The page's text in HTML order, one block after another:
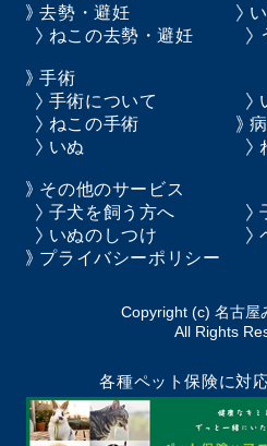
去勢・避妊
ねこの去勢・避妊
手術
手術について
ねこの手術
いぬ
その他のサービス
子犬を飼う方へ
いぬのしつけ
プライバシーポリシー
Copyright (c) 名古屋
All Rights
各種ペット保険に対